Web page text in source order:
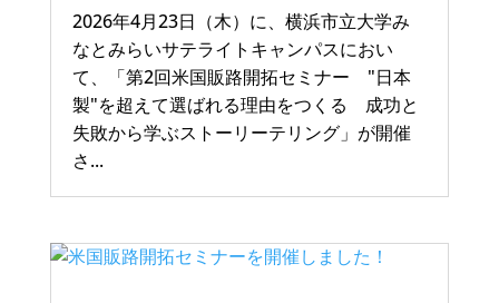
2026年4月23日（木）に、横浜市立大学み
なとみらいサテライトキャンパスにおい
て、「第2回米国販路開拓セミナー "日本
製"を超えて選ばれる理由をつくる 成功と
失敗から学ぶストーリーテリング」が開催
さ...